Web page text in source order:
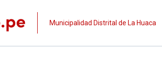
Municipalidad Distrital de La Huaca